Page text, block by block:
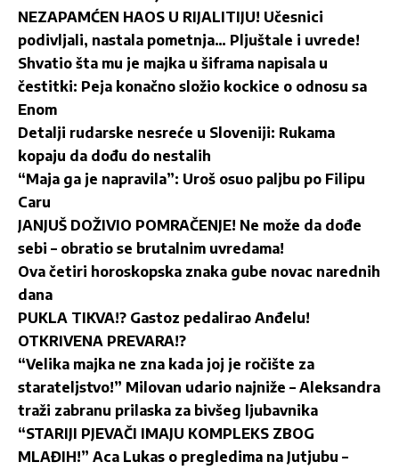
NEZAPAMĆEN HAOS U RIJALITIJU! Učesnici
podivljali, nastala pometnja… Pljuštale i uvrede!
Shvatio šta mu je majka u šiframa napisala u
čestitki: Peja konačno složio kockice o odnosu sa
Enom
Detalji rudarske nesreće u Sloveniji: Rukama
kopaju da dođu do nestalih
“Maja ga je napravila”: Uroš osuo paljbu po Filipu
Caru
JANJUŠ DOŽIVIO POMRAČENJE! Ne može da dođe
sebi – obratio se brutalnim uvredama!
Ova četiri horoskopska znaka gube novac narednih
dana
PUKLA TIKVA!? Gastoz pedalirao Anđelu!
OTKRIVENA PREVARA!?
“Velika majka ne zna kada joj je ročište za
starateljstvo!” Milovan udario najniže – Aleksandra
traži zabranu prilaska za bivšeg ljubavnika
“STARIJI PJEVAČI IMAJU KOMPLEKS ZBOG
MLAĐIH!” Aca Lukas o pregledima na Jutjubu –